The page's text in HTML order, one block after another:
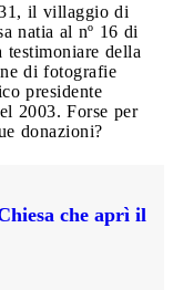
il villaggio di
natia al nº 16 di
testimoniare della
di fotografie
presidente
2003. Forse per
donazioni?
che aprì il